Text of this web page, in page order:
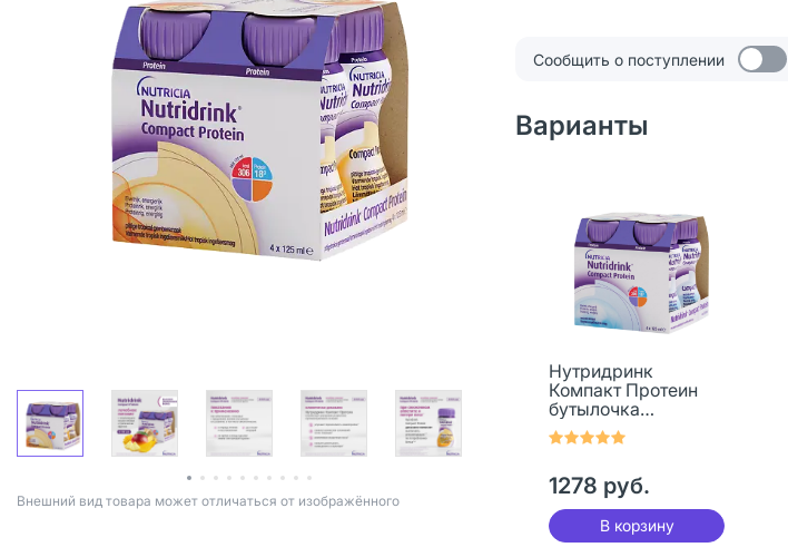
Bнешний вид товара может отличаться от изображённого
Сообщить о поступлении
Варианты
Нутридринк
Компакт Протеин
бутылочка
нейтральный вкус
125 мл 4 шт
1278 руб.
В корзину